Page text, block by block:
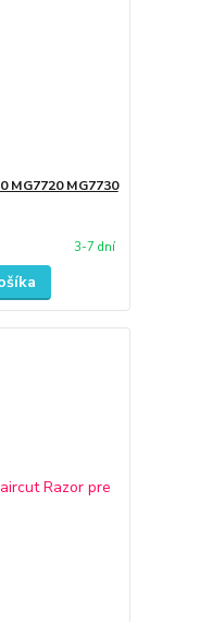
MG7720 MG7730
3-7 dní